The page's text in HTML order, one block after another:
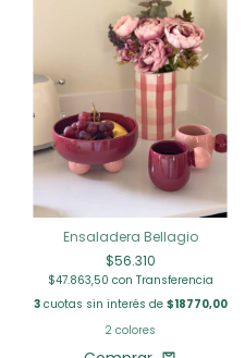
Ensaladera Bellagio
$56.310
$47.863,50 con Transferencia
3cuotas sin interés de $18770,00
2 colores